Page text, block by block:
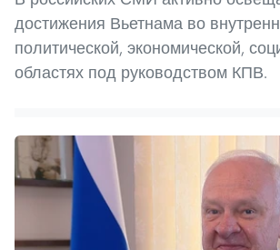
достижения Вьетнама во
политической, экономической,
областях под руководством КПВ.